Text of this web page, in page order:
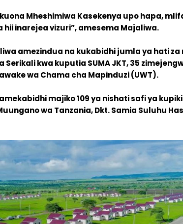
Mheshimiwa Kasekenya upo hapa,
inarejea vizuri”, amesema Majaliwa.
amezindua na kukabidhi jumla ya hati za
kwa kuputia SUMA JKT, 35
wa Chama cha Mapinduzi (UWT).
majiko 109 ya nishati safi ya
wa Tanzania, Dkt. Samia Suluhu